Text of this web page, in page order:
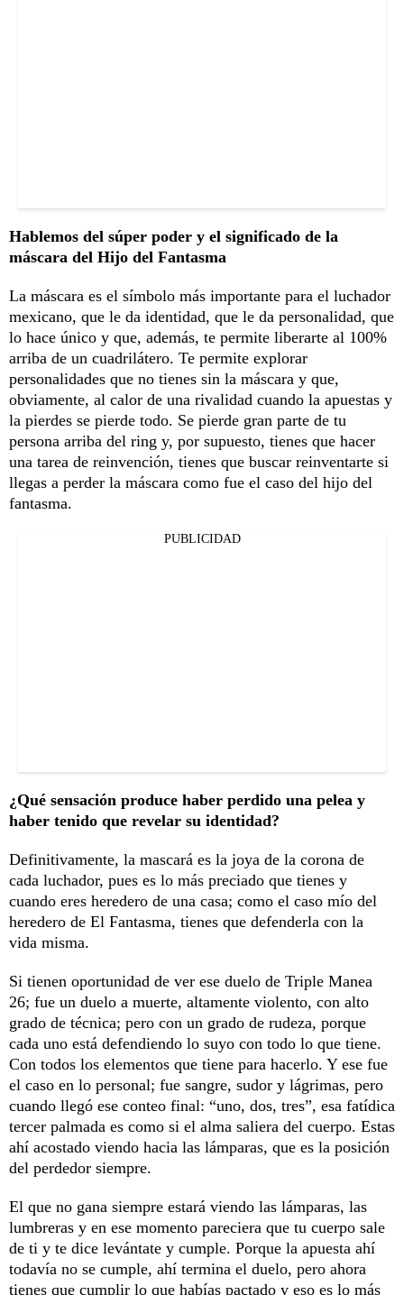
Hablemos del súper poder y el significado de la
máscara del Hijo del Fantasma
La máscara es el símbolo más importante para el luchador
mexicano, que le da identidad, que le da personalidad, que
lo hace único y que, además, te permite liberarte al 100%
arriba de un cuadrilátero. Te permite explorar
personalidades que no tienes sin la máscara y que,
obviamente, al calor de una rivalidad cuando la apuestas y
la pierdes se pierde todo. Se pierde gran parte de tu
persona arriba del ring y, por supuesto, tienes que hacer
una tarea de reinvención, tienes que buscar reinventarte si
llegas a perder la máscara como fue el caso del hijo del
fantasma.
PUBLICIDAD
¿Qué sensación produce haber perdido una pelea y
haber tenido que revelar su identidad?
Definitivamente, la mascará es la joya de la corona de
cada luchador, pues es lo más preciado que tienes y
cuando eres heredero de una casa; como el caso mío del
heredero de El Fantasma, tienes que defenderla con la
vida misma.
Si tienen oportunidad de ver ese duelo de Triple Manea
26; fue un duelo a muerte, altamente violento, con alto
grado de técnica; pero con un grado de rudeza, porque
cada uno está defendiendo lo suyo con todo lo que tiene.
Con todos los elementos que tiene para hacerlo. Y ese fue
el caso en lo personal; fue sangre, sudor y lágrimas, pero
cuando llegó ese conteo final: “uno, dos, tres”, esa fatídica
tercer palmada es como si el alma saliera del cuerpo. Estas
ahí acostado viendo hacia las lámparas, que es la posición
del perdedor siempre.
El que no gana siempre estará viendo las lámparas, las
lumbreras y en ese momento pareciera que tu cuerpo sale
de ti y te dice levántate y cumple. Porque la apuesta ahí
todavía no se cumple, ahí termina el duelo, pero ahora
tienes que cumplir lo que habías pactado y eso es lo más